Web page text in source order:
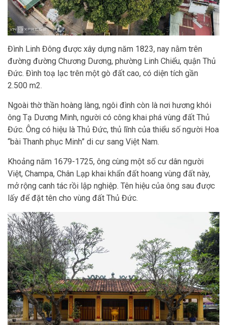
Đình Linh Đông được xây dựng năm 1823, nay nằm trên
đường đường Chương Dương, phường Linh Chiểu, quận Thủ
Đức. Đình toạ lạc trên một gò đất cao, có diện tích gần
2.500 m2.
Ngoài thờ thần hoàng làng, ngôi đình còn là nơi hương khói
ông Tạ Dương Minh, người có công khai phá vùng đất Thủ
Đức. Ông có hiệu là Thủ Đức, thủ lĩnh của thiểu số người Hoa
“bài Thanh phục Minh” di cư sang Việt Nam.
Khoảng năm 1679-1725, ông cùng một số cư dân người
Việt, Champa, Chân Lạp khai khẩn đất hoang vùng đất này,
mở rộng canh tác rồi lập nghiệp. Tên hiệu của ông sau được
lấy để đặt tên cho vùng đất Thủ Đức.